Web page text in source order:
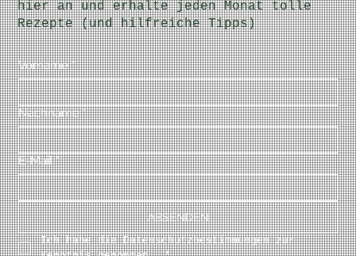
hier an und erhalte jeden Monat tolle
Rezepte (und hilfreiche Tipps)
Vorname *
Nachname *
E-Mail *
ABSENDEN
Ich habe die Datenschutzbestimmungen zur